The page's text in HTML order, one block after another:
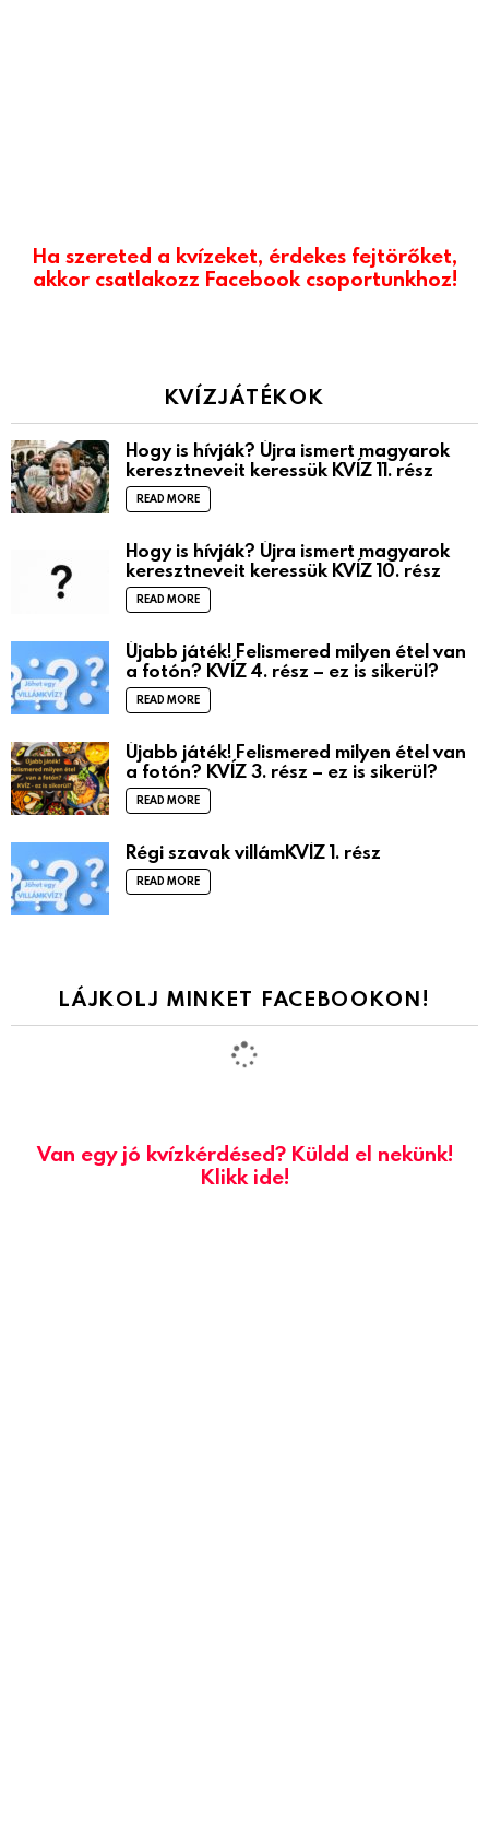
Ha szereted a kvízeket, érdekes fejtörőket,
akkor csatlakozz Facebook csoportunkhoz!
KVÍZJÁTÉKOK
Hogy is hívják? Újra ismert magyarok
keresztneveit keressük KVÍZ 11. rész
READ MORE
Hogy is hívják? Újra ismert magyarok
keresztneveit keressük KVÍZ 10. rész
READ MORE
Újabb játék! Felismered milyen étel van
a fotón? KVÍZ 4. rész – ez is sikerül?
READ MORE
Újabb játék! Felismered milyen étel van
a fotón? KVÍZ 3. rész – ez is sikerül?
READ MORE
Régi szavak villámKVÍZ 1. rész
READ MORE
LÁJKOLJ MINKET FACEBOOKON!
Van egy jó kvízkérdésed? Küldd el nekünk!
Klikk ide!